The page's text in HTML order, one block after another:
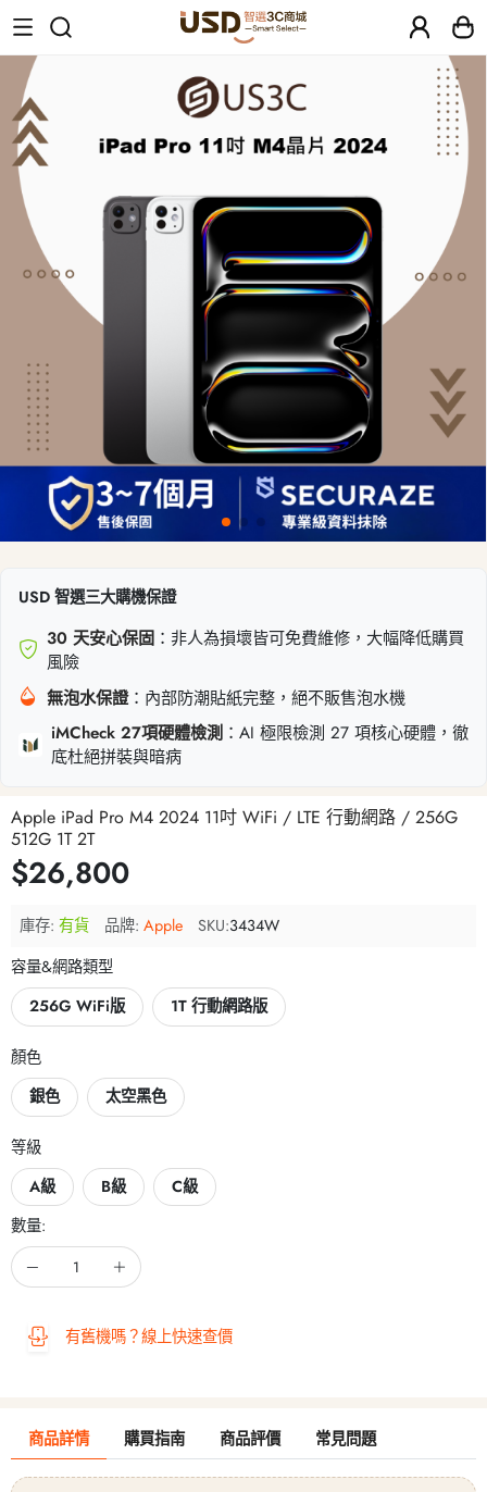
USD 智選三大購機保證
30 天安心保固 ：非人為損壞皆可免費維修，大幅降低購買
風險
無泡水保證：內部防潮貼紙完整，絕不販售泡水機
iMCheck 27項硬體檢測 ：AI 極限檢測 27 項核心硬體，徹
底杜絕拼裝與暗病
Apple iPad Pro M4 2024 11吋 WiFi / LTE 行動網路 / 256G
512G 1T 2T
$26,800
庫存: 有貨 品牌: Apple SKU:3434W
容量&網路類型
256G WiFi版
1T 行動網路版
顏色
銀色
太空黑色
等級
A級
B級
C級
數量:
有舊機嗎？線上快速查價
商品詳情 購買指南 商品評價 常見問題